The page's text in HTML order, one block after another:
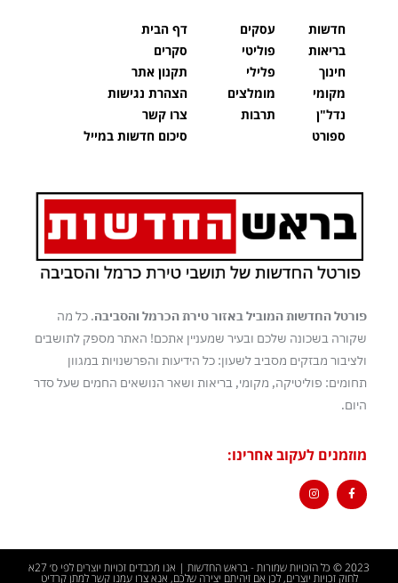
חדשות
בריאות
חינוך
מקומי
נדל"ן
ספורט
עסקים
פוליטי
פלילי
מומלצים
תרבות
דף הבית
סקרים
תקנון אתר
הצהרת נגישות
צרו קשר
סיכום חדשות במייל
פורטל החדשות המוביל באזור טירת הכרמל והסביבה. כל מה
שקורה בשכונה שלכם ובעיר שמעניין אתכם! האתר מספק לתושבים
ולציבור מבזקים מסביב לשעון: כל הידיעות והפרשנויות במגוון
תחומים: פוליטיקה, מקומי, בריאות ושאר הנושאים החמים שעל סדר
היום.
מוזמנים לעקוב אחרינו:
2023 © כל הזכויות שמורות - בראש החדשות | אנו מכבדים זכויות יוצרים לפי ס׳ 27א
לחוק זכויות יוצרים, לכן אם זיהיתם יצירה שלכם, אנא צרו עמנו קשר למתן קרדיט